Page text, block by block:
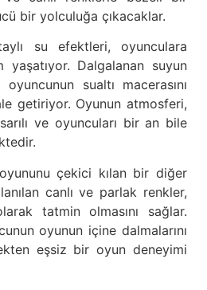
bir yolculuğa çıkacaklar.
su efektleri, oyunculara
Dalgalanan suyun
sualtı macerasını
getiriyor. Oyunun atmosferi,
ve oyuncuları bir an bile
çekici kılan bir diğer
canlı ve parlak renkler,
tatmin olmasını sağlar.
oyunun içine dalmalarını
eşsiz bir oyun deneyimi